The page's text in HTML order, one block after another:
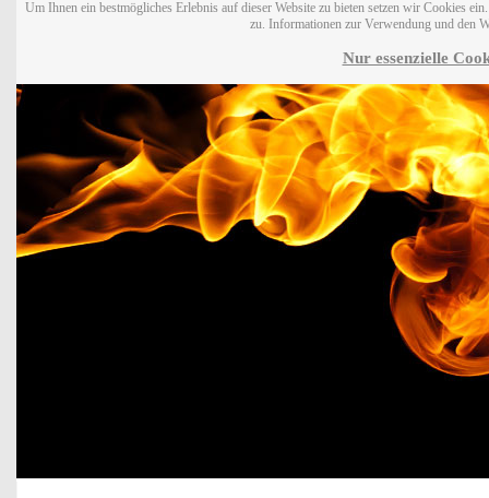
Um Ihnen ein bestmögliches Erlebnis auf dieser Website zu bieten setzen wir Cookies
zu. Informationen zur Verwendung und den
Nur essenzielle